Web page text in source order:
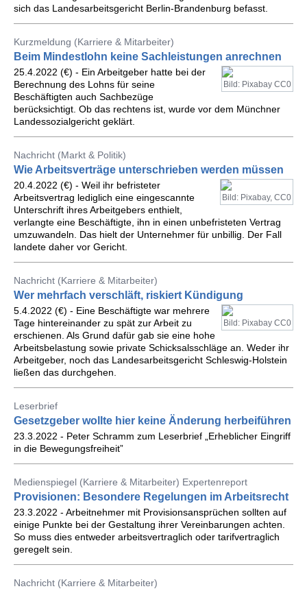
sich das Landesarbeitsgericht Berlin-Brandenburg befasst.
Kurzmeldung (Karriere & Mitarbeiter)
Beim Mindestlohn keine Sachleistungen anrechnen
Bild: Pixabay CC0
25.4.2022 (€) - Ein Arbeitgeber hatte bei der
Berechnung des Lohns für seine
Beschäftigten auch Sachbezüge
berücksichtigt. Ob das rechtens ist, wurde vor dem Münchner
Landessozialgericht geklärt.
Nachricht (Markt & Politik)
Wie Arbeitsverträge unterschrieben werden müssen
Bild: Pixabay, CC0
20.4.2022 (€) - Weil ihr befristeter
Arbeitsvertrag lediglich eine eingescannte
Unterschrift ihres Arbeitgebers enthielt,
verlangte eine Beschäftigte, ihn in einen unbefristeten Vertrag
umzuwandeln. Das hielt der Unternehmer für unbillig. Der Fall
landete daher vor Gericht.
Nachricht (Karriere & Mitarbeiter)
Wer mehrfach verschläft, riskiert Kündigung
Bild: Pixabay CC0
5.4.2022 (€) - Eine Beschäftigte war mehrere
Tage hintereinander zu spät zur Arbeit zu
erschienen. Als Grund dafür gab sie eine hohe
Arbeitsbelastung sowie private Schicksalsschläge an. Weder ihr
Arbeitgeber, noch das Landesarbeitsgericht Schleswig-Holstein
ließen das durchgehen.
Leserbrief
Gesetzgeber wollte hier keine Änderung herbeiführen
23.3.2022 - Peter Schramm zum Leserbrief „Erheblicher Eingriff
in die Bewegungsfreiheit”
Medienspiegel (Karriere & Mitarbeiter) Expertenreport
Provisionen: Besondere Regelungen im Arbeitsrecht
23.3.2022 - Arbeitnehmer mit Provisionsansprüchen sollten auf
einige Punkte bei der Gestaltung ihrer Vereinbarungen achten.
So muss dies entweder arbeitsvertraglich oder tarifvertraglich
geregelt sein.
Nachricht (Karriere & Mitarbeiter)